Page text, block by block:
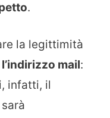
.
la legittimità
mail:
infatti, il